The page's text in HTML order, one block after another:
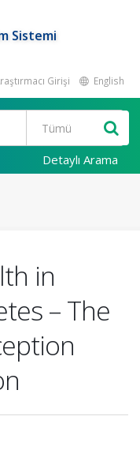
Sistemi
Girişi English
Detaylı Arama
in
– The